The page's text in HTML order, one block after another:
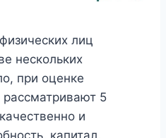
лиц
нескольких
при оценке
5
и
капитал,